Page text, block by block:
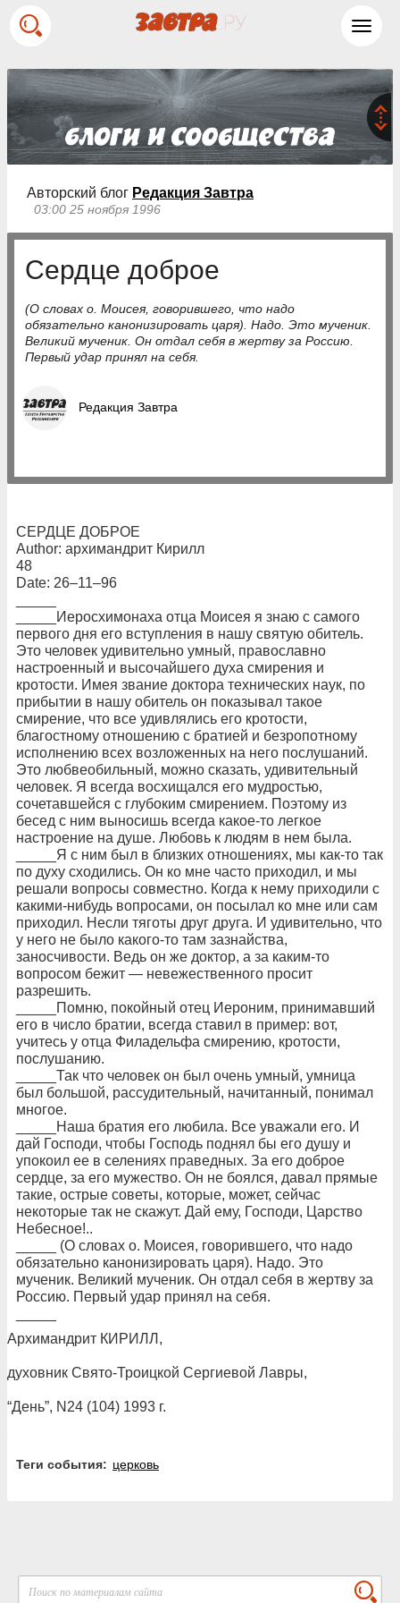
Авторский блог Редакция Завтра
03:00 25 ноября 1996
Сердце доброе
(О словах о. Моисея, говорившего, что надо
обязательно канонизировать царя). Надо. Это мученик.
Великий мученик. Он отдал себя в жертву за Россию.
Первый удар принял на себя.
Редакция Завтра
СЕРДЦЕ ДОБРОЕ
Author: архимандрит Кирилл
48
Date: 26–11–96
_____Иеросхимонаха отца Моисея я знаю с самого
первого дня его вступления в нашу святую обитель.
Это человек удивительно умный, православно
настроенный и высочайшего духа смирения и
кротости. Имея звание доктора технических наук, по
прибытии в нашу обитель он показывал такое
смирение, что все удивлялись его кротости,
благостному отношению с братией и безропотному
исполнению всех возложенных на него послушаний.
Это любвеобильный, можно сказать, удивительный
человек. Я всегда восхищался его мудростью,
сочетавшейся с глубоким смирением. Поэтому из
бесед с ним выносишь всегда какое-то легкое
настроение на душе. Любовь к людям в нем была.
_____Я с ним был в близких отношениях, мы как-то так
по духу сходились. Он ко мне часто приходил, и мы
решали вопросы совместно. Когда к нему приходили с
какими-нибудь вопросами, он посылал ко мне или сам
приходил. Несли тяготы друг друга. И удивительно, что
у него не было какого-то там зазнайства,
заносчивости. Ведь он же доктор, а за каким-то
вопросом бежит — невежественного просит
разрешить.
_____Помню, покойный отец Иероним, принимавший
его в число братии, всегда ставил в пример: вот,
учитесь у отца Филадельфа смирению, кротости,
послушанию.
_____Так что человек он был очень умный, умница
был большой, рассудительный, начитанный, понимал
многое.
_____Наша братия его любила. Все уважали его. И
дай Господи, чтобы Господь поднял бы его душу и
упокоил ее в селениях праведных. За его доброе
сердце, за его мужество. Он не боялся, давал прямые
такие, острые советы, которые, может, сейчас
некоторые так не скажут. Дай ему, Господи, Царство
Небесное!..
_____ (О словах о. Моисея, говорившего, что надо
обязательно канонизировать царя). Надо. Это
мученик. Великий мученик. Он отдал себя в жертву за
Россию. Первый удар принял на себя.
Архимандрит КИРИЛЛ,
духовник Свято-Троицкой Сергиевой Лавры,
“День”, N24 (104) 1993 г.
Теги события: церковь